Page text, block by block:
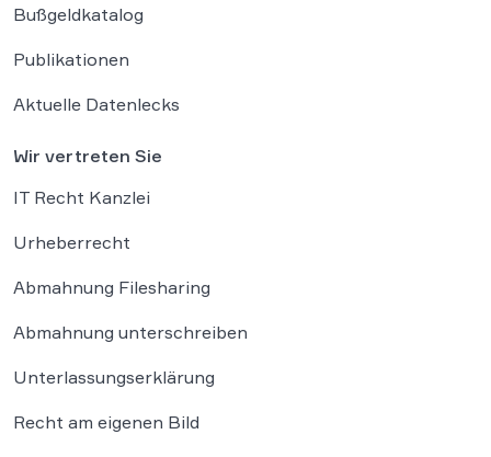
Bußgeldkatalog
Publikationen
Aktuelle Datenlecks
Wir vertreten Sie
IT Recht Kanzlei
Urheberrecht
Abmahnung Filesharing
Abmahnung unterschreiben
Unterlassungserklärung
Recht am eigenen Bild